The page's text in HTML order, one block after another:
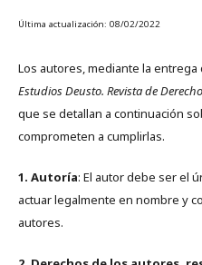
Última actualización: 08/02/2022
Los autores, mediante la
Estudios Deusto. Revista de
que se detallan a continuación
comprometen a cumplirlas.
1. Autoría: El autor debe ser el
actuar legalmente en nombre y
autores.